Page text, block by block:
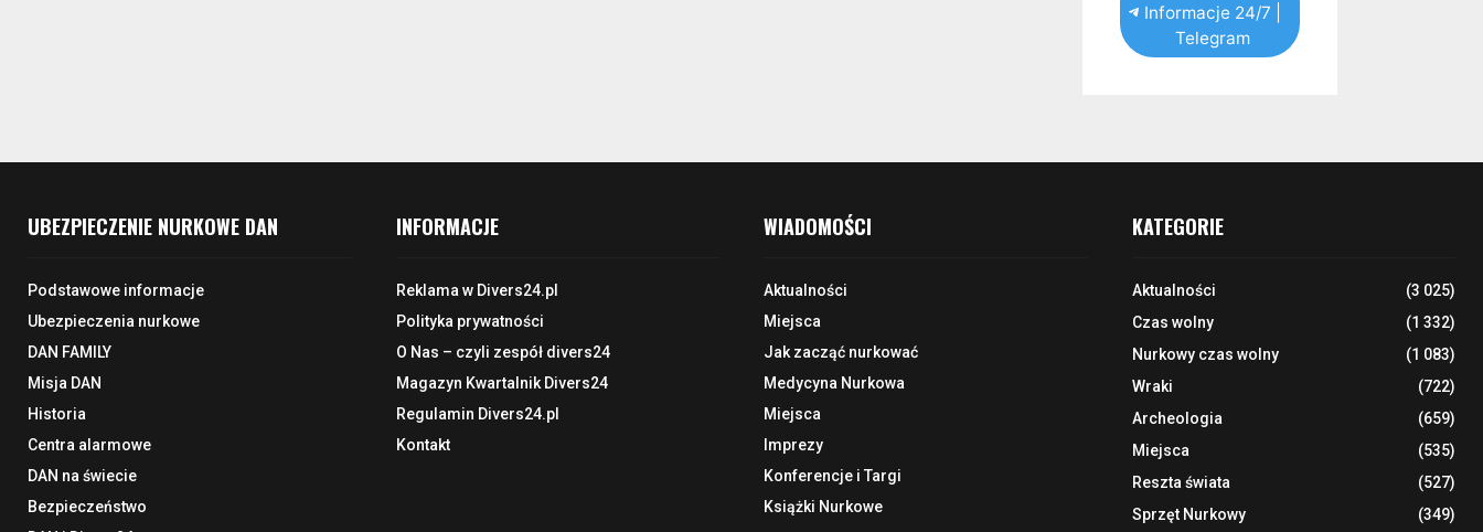
Informacje 24/7 |
Telegram
UBEZPIECZENIE NURKOWE DAN
Podstawowe informacje
Ubezpieczenia nurkowe
DAN FAMILY
Misja DAN
Historia
Centra alarmowe
DAN na świecie
Bezpieczeństwo
INFORMACJE
Reklama w Divers24.pl
Polityka prywatności
O Nas – czyli zespół divers24
Magazyn Kwartalnik Divers24
Regulamin Divers24.pl
Kontakt
WIADOMOŚCI
Aktualności
Miejsca
Jak zacząć nurkować
Medycyna Nurkowa
Miejsca
Imprezy
Konferencje i Targi
Książki Nurkowe
KATEGORIE
Aktualności
(3 025)
Czas wolny
(1 332)
Nurkowy czas wolny
(1 083)
Wraki
(722)
Archeologia
(659)
Miejsca
(535)
Reszta świata
(527)
Sprzęt Nurkowy
(349)